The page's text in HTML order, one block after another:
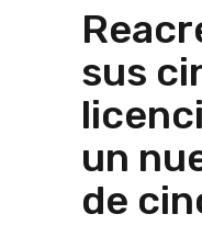
sus
un
de